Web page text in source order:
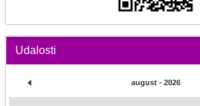
Udalosti
august - 2026